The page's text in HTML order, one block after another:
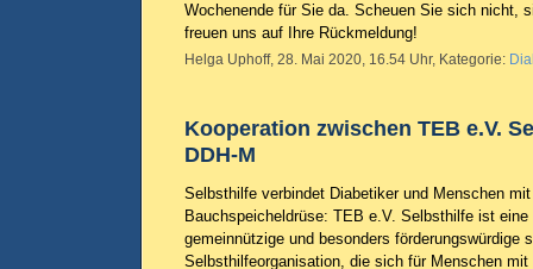
Wochenende für Sie da. Scheuen Sie sich nicht,
freuen uns auf Ihre Rückmeldung!
Helga Uphoff, 28. Mai 2020, 16.54 Uhr, Kategorie:
Kooperation zwischen TEB e.V.
DDH-M
Selbsthilfe verbindet Diabetiker und Menschen
Bauchspeicheldrüse: TEB e.V. Selbsthilfe ist eine
gemeinnützige und besonders förderungswürdige
Selbsthilfeorganisation, die sich für Menschen mit